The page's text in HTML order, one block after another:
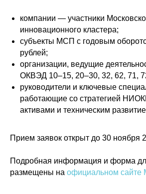
компании — участники
инновационного кластера;
субъекты МСП с годовым
рублей;
организации, ведущие
ОКВЭД 10–15, 20–30, 32, 62, 71,
руководители и ключевые
работающие со стратегией
активами и техническим
Прием заявок открыт до 30 ноября
Подробная информация и форма
размещены на официальном сайте
© 2015-2026 НАУРР. Все права защищены. При использовании материалов
ссылка на ROBOTUNION.RU — обязательна
© 2015-2026 НАУРР. Все права защищены.
При использовании материалов ссылка на ROBOTUNION.RU —